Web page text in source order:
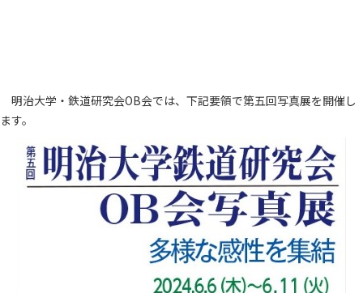
明治大学・鉄道研究会OB会では、下記要領で第五回写真展を開催し
ます。